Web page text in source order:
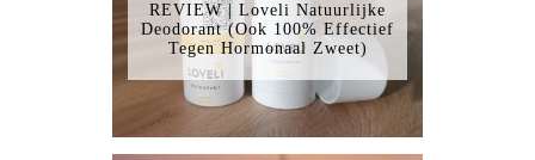
REVIEW | Loveli Natuurlijke
Deodorant (Ook 100% Effectief
Tegen Hormonaal Zweet)